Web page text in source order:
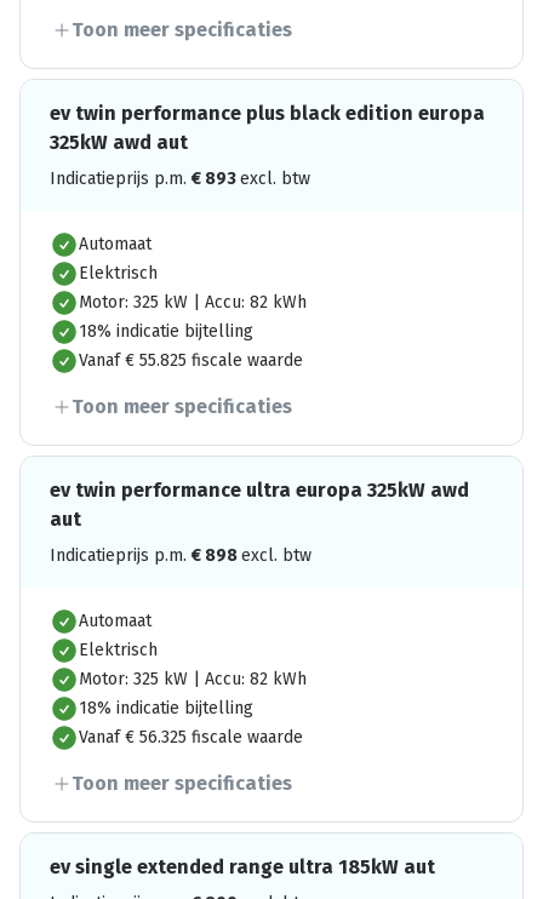
Toon meer specificaties
ev twin performance plus black edition europa
325kW awd aut
Indicatieprijs p.m. € 893excl. btw
Automaat
Elektrisch
Motor: 325 kW | Accu: 82 kWh
18% indicatie bijtelling
Vanaf € 55.825 fiscale waarde
Toon meer specificaties
ev twin performance ultra europa 325kW awd
aut
Indicatieprijs p.m. € 898excl. btw
Automaat
Elektrisch
Motor: 325 kW | Accu: 82 kWh
18% indicatie bijtelling
Vanaf € 56.325 fiscale waarde
Toon meer specificaties
ev single extended range ultra 185kW aut